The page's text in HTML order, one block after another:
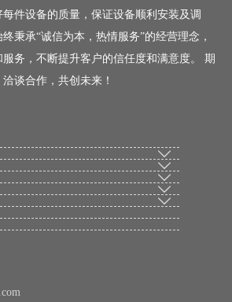
件设备的质量，保证设备顺利安装及调
秉承“诚信为本，热情服务”的经营理念，
务，不断提升客户的信任度和满意度。 期
谈合作，共创未来！




